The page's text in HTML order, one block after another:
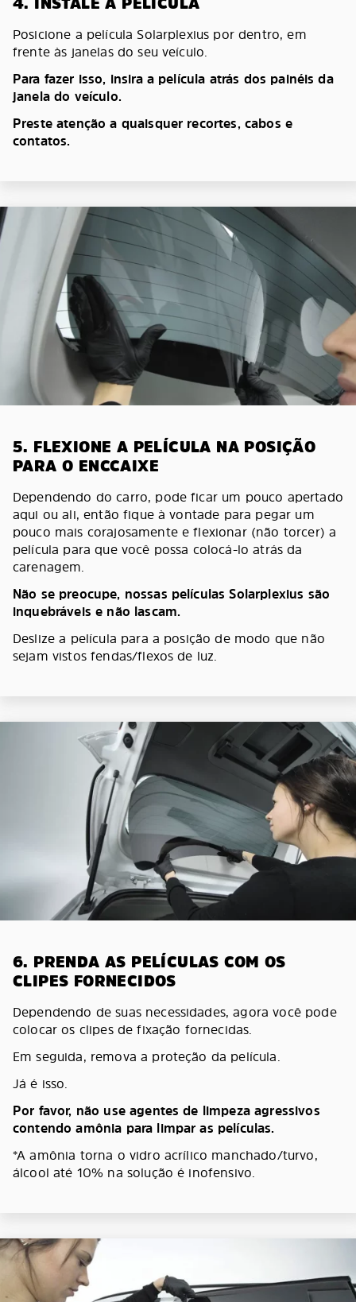
Posicione a película Solarplexius por dentro, em
frente às janelas do seu veículo.
Para fazer isso, insira a película atrás dos painéis da
janela do veículo.
Preste atenção a quaisquer recortes, cabos e
contatos.
5. FLEXIONE A PELÍCULA NA POSIÇÃO
PARA O ENCCAIXE
Dependendo do carro, pode ficar um pouco apertado
aqui ou ali, então fique à vontade para pegar um
pouco mais corajosamente e flexionar (não torcer) a
película para que você possa colocá-lo atrás da
carenagem.
Não se preocupe, nossas películas Solarplexius são
inquebráveis e não lascam.
Deslize a película para a posição de modo que não
sejam vistos fendas/flexos de luz.
6. PRENDA AS PELÍCULAS COM OS
CLIPES FORNECIDOS
Dependendo de suas necessidades, agora você pode
colocar os clipes de fixação fornecidas.
Em seguida, remova a proteção da película.
Já é isso.
Por favor, não use agentes de limpeza agressivos
contendo amônia para limpar as películas.
*A amônia torna o vidro acrílico manchado/turvo,
álcool até 10% na solução é inofensivo.